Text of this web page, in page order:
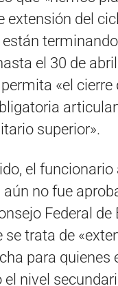
extensión del
terminando
el 30 de
«el cierre
superior».
el
aún no fue
Federal de
se trata de
para quienes
nivel